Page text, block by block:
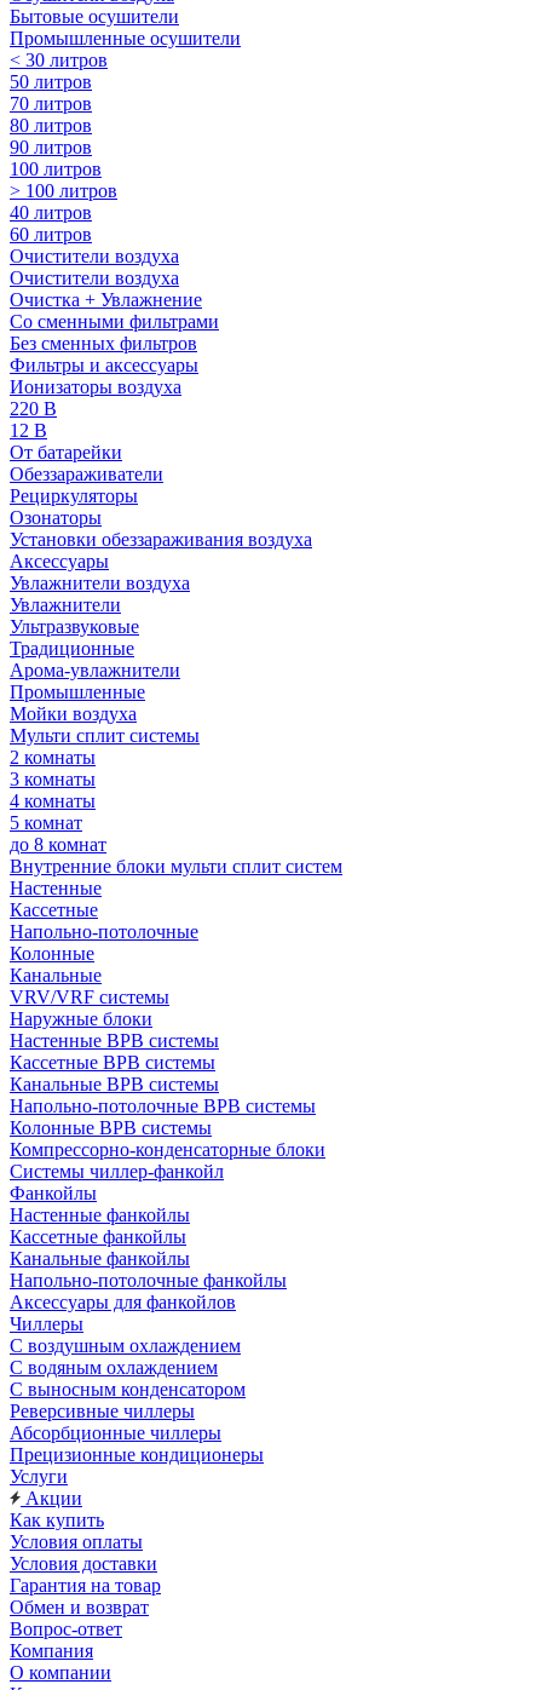
Бытовые осушители
Промышленные осушители
< 30 литров
50 литров
70 литров
80 литров
90 литров
100 литров
> 100 литров
40 литров
60 литров
Очистители воздуха
Очистители воздуха
Очистка + Увлажнение
Cо сменными фильтрами
Без сменных фильтров
Фильтры и аксессуары
Ионизаторы воздуха
220 В
12 В
От батарейки
Обеззараживатели
Рециркуляторы
Озонаторы
Установки обеззараживания воздуха
Аксессуары
Увлажнители воздуха
Увлажнители
Ультразвуковые
Традиционные
Арома-увлажнители
Промышленные
Мойки воздуха
Мульти сплит системы
2 комнаты
3 комнаты
4 комнаты
5 комнат
до 8 комнат
Внутренние блоки мульти сплит систем
Настенные
Кассетные
Напольно-потолочные
Колонные
Канальные
VRV/VRF системы
Наружные блоки
Настенные ВРВ системы
Кассетные ВРВ системы
Канальные ВРВ системы
Напольно-потолочные ВРВ системы
Колонные ВРВ системы
Компрессорно-конденсаторные блоки
Системы чиллер-фанкойл
Фанкойлы
Настенные фанкойлы
Кассетные фанкойлы
Канальные фанкойлы
Напольно-потолочные фанкойлы
Аксессуары для фанкойлов
Чиллеры
С воздушным охлаждением
С водяным охлаждением
С выносным конденсатором
Реверсивные чиллеры
Абсорбционные чиллеры
Прецизионные кондиционеры
Услуги
Акции
Как купить
Условия оплаты
Условия доставки
Гарантия на товар
Обмен и возврат
Вопрос-ответ
Компания
О компании